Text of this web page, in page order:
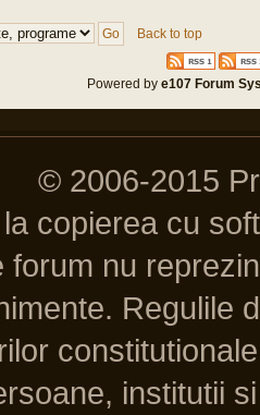
Back to top
Powered bye107 Forum
© 2006-2015
copierea cu
forum nu
Regulile
institutii